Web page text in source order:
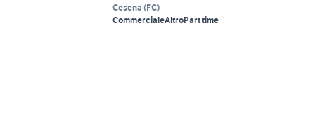
Cesena (FC)
CommercialeAltroPart time